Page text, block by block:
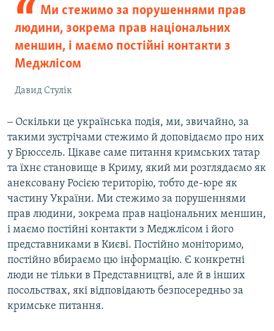
Ми стежимо за порушеннями прав
людини, зокрема прав національних
меншин, і маємо постійні контакти з
Меджлісом
Давид Стулік
‒ Оскільки це українська подія, ми, звичайно, за
такими зустрічами стежимо й доповідаємо про них
у Брюссель. Цікаве саме питання кримських татар
та їхнє становище в Криму, який ми розглядаємо як
анексовану Росією територію, тобто де-юре як
частину України. Ми стежимо за порушеннями
прав людини, зокрема прав національних меншин,
і маємо постійні контакти з Меджлісом і його
представниками в Києві. Постійно моніторимо,
постійно вбираємо цю інформацію. Є конкретні
люди не тільки в Представництві, але й в інших
посольствах, які відповідають безпосередньо за
кримське питання.